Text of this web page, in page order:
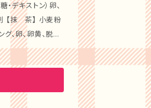
たちの使命です。
なたでも楽しんで
でお届けいたし
て楽
できます。日常の
デキストン）卵、
、卵、卵黄、脱脂
着色料（黄4、黄
剤 ※原材